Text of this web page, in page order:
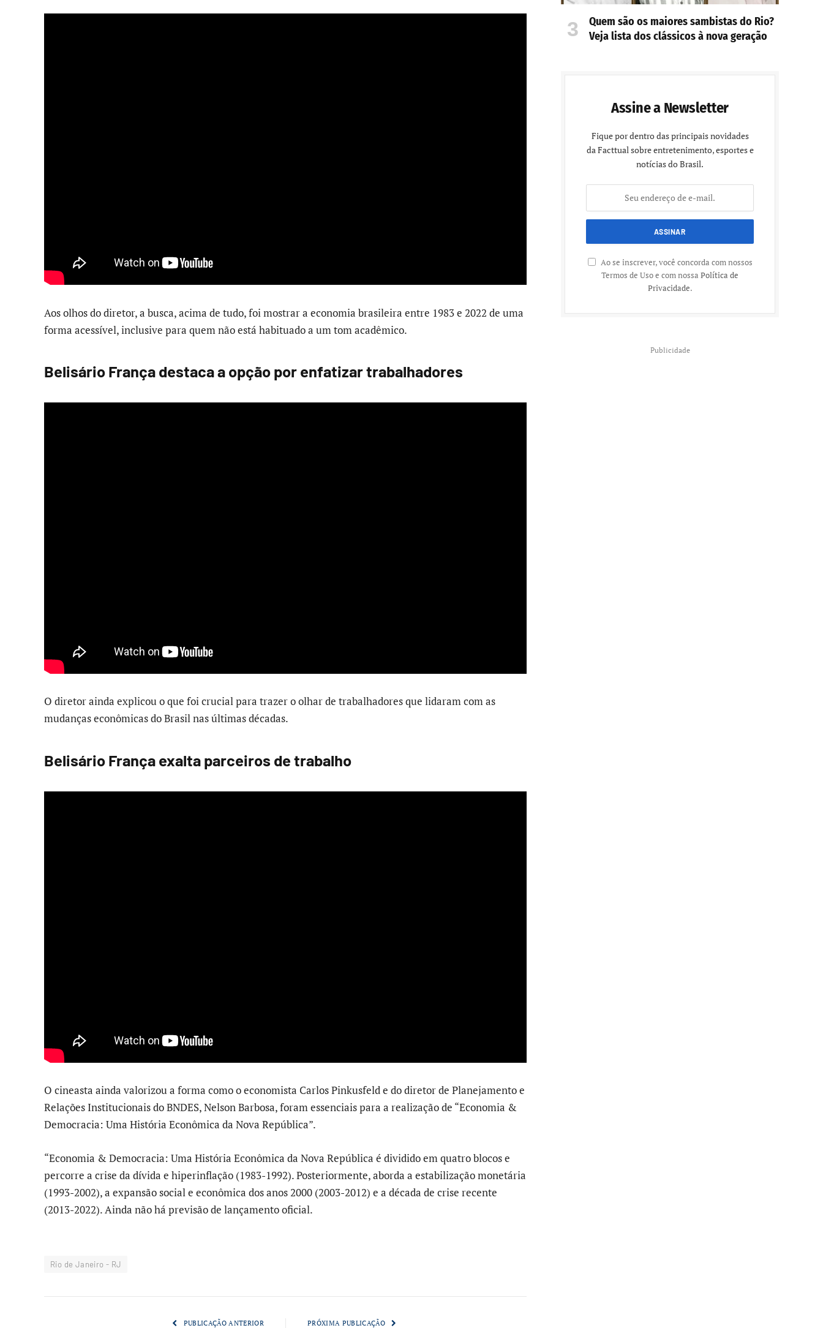
Aos olhos do diretor, a busca, acima de tudo, foi mostrar a economia brasileira entre 1983 e 2022 de uma
forma acessível, inclusive para quem não está habituado a um tom acadêmico.
Belisário França destaca a opção por enfatizar trabalhadores
O diretor ainda explicou o que foi crucial para trazer o olhar de trabalhadores que lidaram com as
mudanças econômicas do Brasil nas últimas décadas.
Belisário França exalta parceiros de trabalho
O cineasta ainda valorizou a forma como o economista Carlos Pinkusfeld e do diretor de Planejamento e
Relações Institucionais do BNDES, Nelson Barbosa, foram essenciais para a realização de “Economia &
Democracia: Uma História Econômica da Nova República”.
“Economia & Democracia: Uma História Econômica da Nova República é dividido em quatro blocos e
percorre a crise da dívida e hiperinflação (1983-1992). Posteriormente, aborda a estabilização monetária
(1993-2002), a expansão social e econômica dos anos 2000 (2003-2012) e a década de crise recente
(2013-2022). Ainda não há previsão de lançamento oficial.
Rio de Janeiro - RJ
PUBLICAÇÃO ANTERIOR PRÓXIMA PUBLICAÇÃO
Quem são os maiores sambistas do Rio?
Veja lista dos clássicos à nova geração
Assine a Newsletter
Fique por dentro das principais novidades
da Facttual sobre entretenimento, esportes e
notícias do Brasil.
Ao se inscrever, você concorda com nossos
Termos de Uso e com nossa Política de
Privacidade.
Publicidade